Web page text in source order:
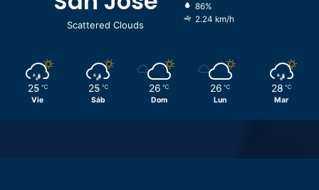
Scattered Clouds
86%
2.24 km/h
25 ℃
Vie
25 ℃
Sáb
26 ℃
Dom
26 ℃
Lun
28 ℃
Mar